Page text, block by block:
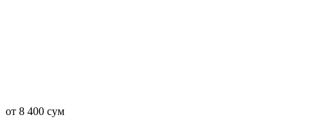
от 8 400 сум